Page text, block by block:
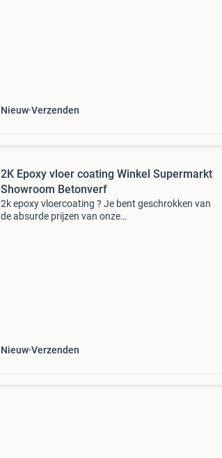
Nieuw Verzenden
2K Epoxy vloer coating Winkel Supermarkt
Showroom Betonverf
2k epoxy vloercoating ? Je bent geschrokken van
de absurde prijzen van onze
Nieuw Verzenden